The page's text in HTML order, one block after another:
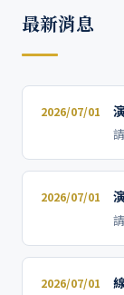
最新消息
2026/07/01
2026/07/01
2026/07/01